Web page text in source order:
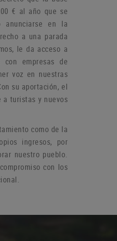
€ al año que se
anunciarse en la
a una parada
le da acceso a
con empresas de
voz en nuestras
su aportación, el
a turistas y nuevos
como de la
ingresos, por
nuestro pueblo.
con los